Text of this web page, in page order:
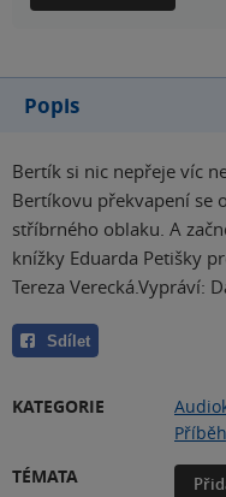
Popis
Bertík si nic nepřeje víc
Bertíkovu překvapení se
stříbrného oblaku. A
knížky Eduarda Petišky
Tereza Verecká.Vypráví:
Sdílet
KATEGORIE
TÉMATA